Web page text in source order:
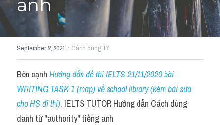
anh
September 2, 2021· Cách dùng từ
Bên cạnh Hướng dẫn đề thi IELTS 21/11/2020 bài
WRITING TASK 1 (map) về school library (kèm bài sửa
cho HS đi thi), IELTS TUTOR Hướng dẫn Cách dùng
danh từ "authority" tiếng anh